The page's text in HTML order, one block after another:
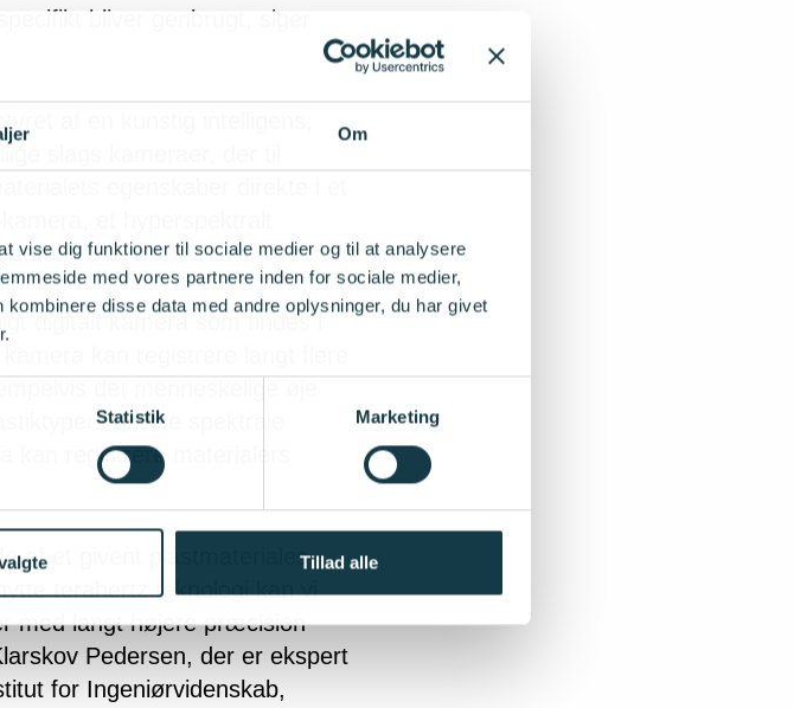
Om
vise dig funktioner til sociale medier og til at analysere
med vores partnere inden for sociale medier,
disse data med andre oplysninger, du har givet
Statistik Marketing
Tillad alle
bliver genbrugt, siger
af en kunstig intelligens,
et hyperspektralt
digitalt kamera som findes i
unikke spektrale
kan registrere materialers
af et givent plastmateriales
terahertz teknologi kan vi
med langt højere præcision
Pedersen, der er ekspert
for Ingeniørvidenskab,